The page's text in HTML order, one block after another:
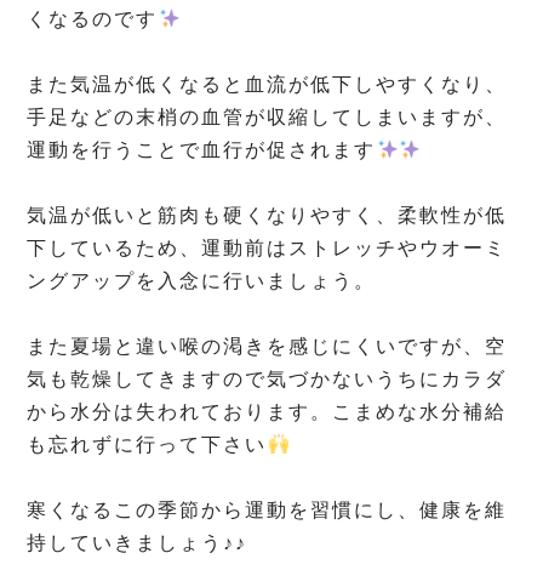
くなるのです
また気温が低くなると血流が低下しやすくなり、
手足などの末梢の血管が収縮してしまいますが、
運動を行うことで血行が促されます
気温が低いと筋肉も硬くなりやすく、柔軟性が低
下しているため、運動前はストレッチやウオーミ
ングアップを入念に行いましょう。
また夏場と違い喉の渇きを感じにくいですが、空
気も乾燥してきますので気づかないうちにカラダ
から水分は失われております。こまめな水分補給
も忘れずに行って下さい
寒くなるこの季節から運動を習慣にし、健康を維
持していきましょう♪♪